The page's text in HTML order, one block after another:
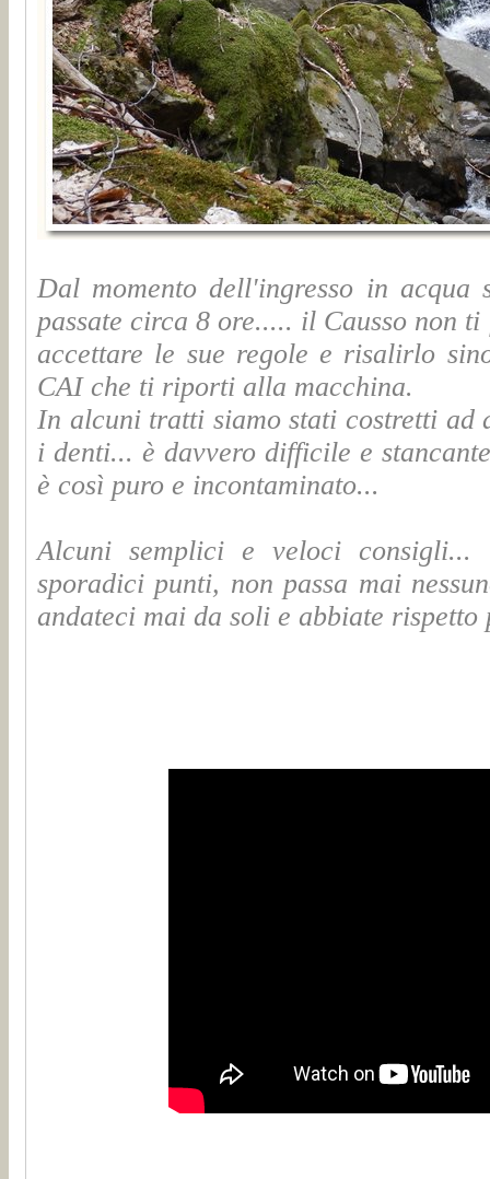
Dal momento dell'ingresso in acqua
passate circa 8 ore..... il Causso non
accettare le sue regole e risalirlo
CAI che ti riporti alla macchina.
In alcuni tratti siamo stati costretti
i denti... è davvero difficile e
è così puro e incontaminato...
Alcuni semplici e veloci
sporadici punti, non passa mai
andateci mai da soli e abbiate rispetto